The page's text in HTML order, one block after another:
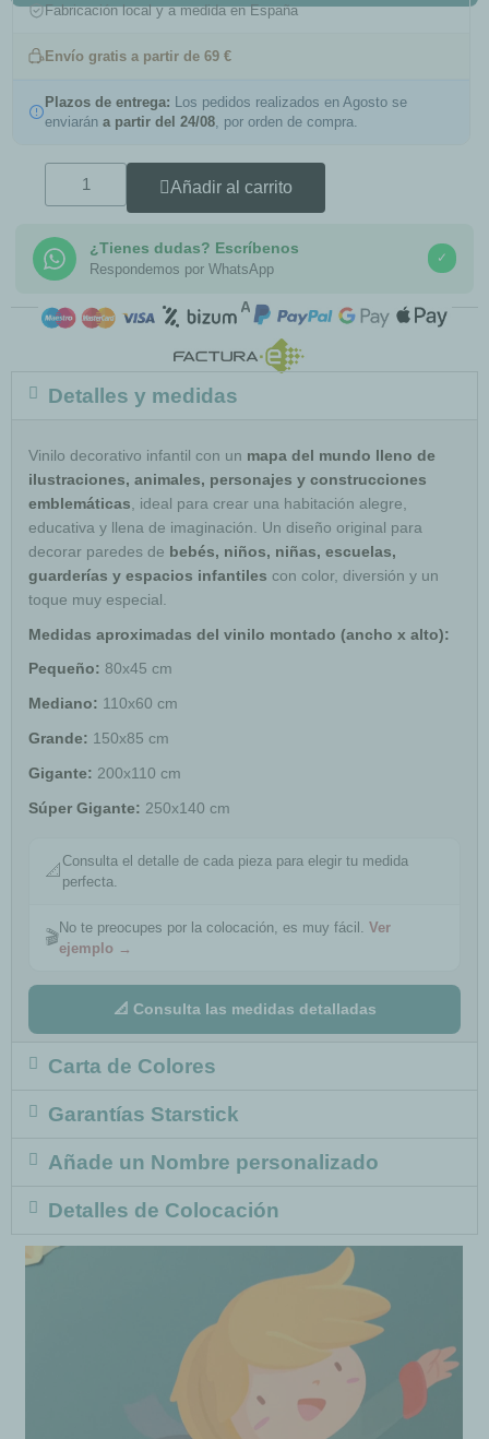
Fabricación local y a medida en España
Envío gratis a partir de 69 €
Plazos de entrega: Los pedidos realizados en Agosto se
enviarán a partir del 24/08 , por orden de compra.
Añadir al carrito
¿Tienes dudas? Escríbenos
Respondemos por WhatsApp
✓
COMPRA SEGURA
Detalles y medidas
Vinilo decorativo infantil con un mapa del mundo lleno de
ilustraciones, animales, personajes y construcciones
emblemáticas , ideal para crear una habitación alegre,
educativa y llena de imaginación. Un diseño original para
decorar paredes de bebés, niños, niñas, escuelas,
guarderías y espacios infantiles con color, diversión y un
toque muy especial.
Medidas aproximadas del vinilo montado (ancho x alto):
Pequeño: 80x45 cm
Mediano: 110x60 cm
Grande: 150x85 cm
Gigante: 200x110 cm
Súper Gigante: 250x140 cm
📐
Consulta el detalle de cada pieza para elegir tu medida
perfecta.
🎬
No te preocupes por la colocación, es muy fácil. Ver
ejemplo →
📐 Consulta las medidas detalladas
Carta de Colores
Garantías Starstick
Añade un Nombre personalizado
Detalles de Colocación